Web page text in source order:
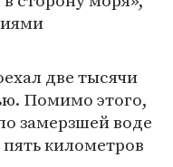
две тысячи
Помимо этого,
замерзшей воде
километров